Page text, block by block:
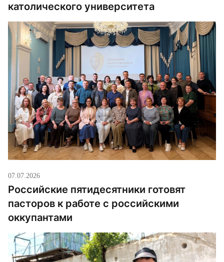
католического университета
07.07.2026
Российские пятидесятники готовят
пасторов к работе с российскими
оккупантами